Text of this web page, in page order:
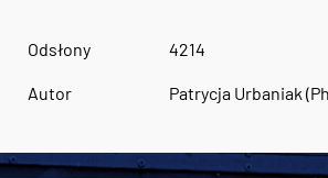
Odsłony 4214
Autor Patrycja Urbaniak